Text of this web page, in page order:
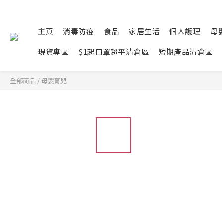
主頁 消毒防疫 食品 家居生活 個人護理
母
現貨專區
$1起口罩超平清倉區 短期產品清倉區
全部商品 / 母嬰育兒